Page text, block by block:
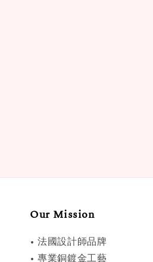
Our Mission
• 法國設計師品牌
• 專業銅鍍金工藝